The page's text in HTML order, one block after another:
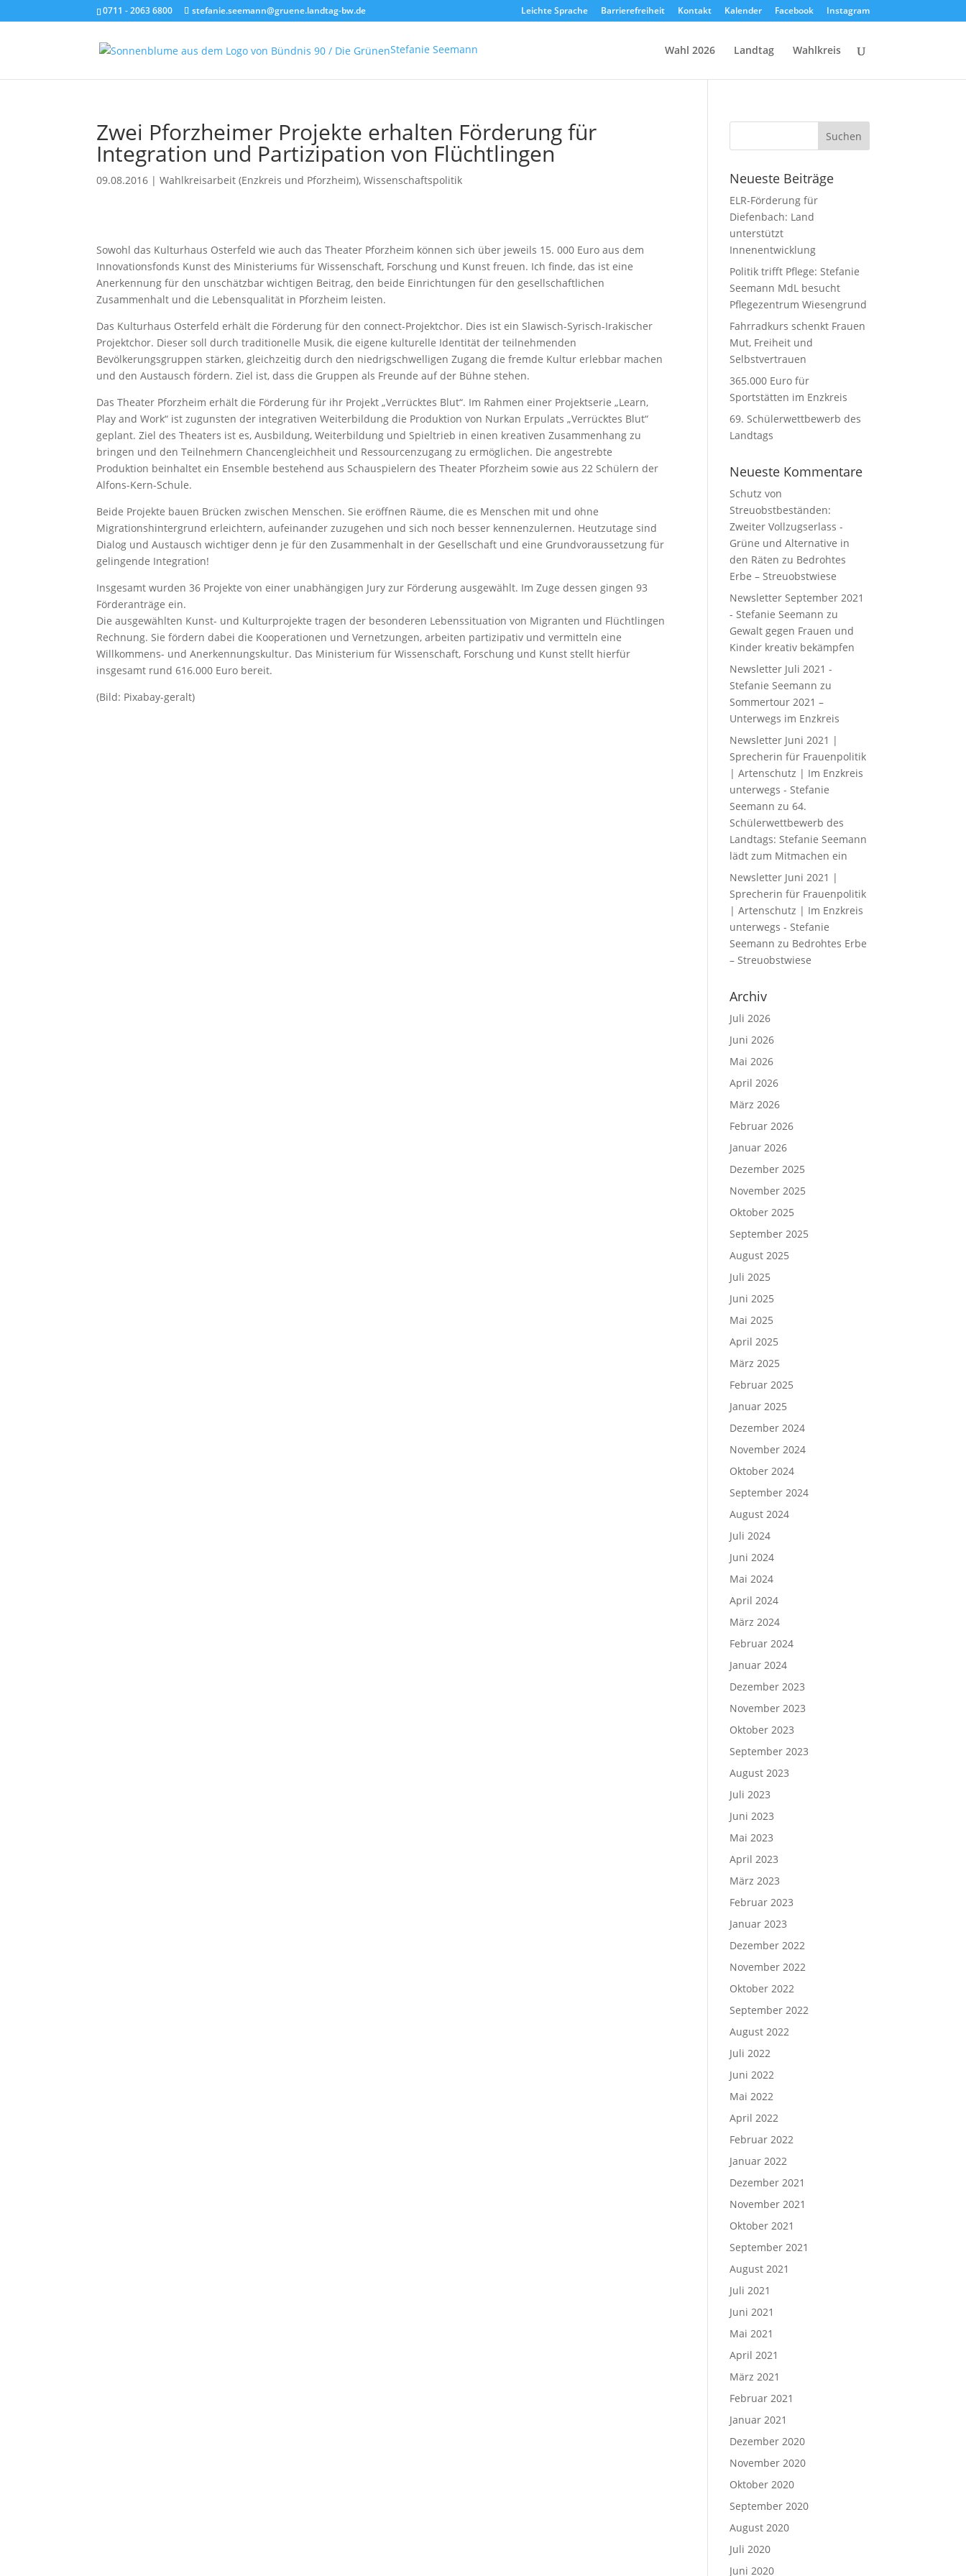
0711 - 2063 6800 stefanie.seemann@gruene.landtag-bw.de Leichte Sprache Barrierefreiheit Kontakt Kalender Facebook Instagram
Stefanie Seemann Wahl 2026 Landtag Wahlkreis
Zwei Pforzheimer Projekte erhalten Förderung für
Integration und Partizipation von Flüchtlingen
09.08.2016 |Wahlkreisarbeit (Enzkreis und Pforzheim),Wissenschaftspolitik
Sowohl das Kulturhaus Osterfeld wie auch das Theater Pforzheim können sich über jeweils 15. 000 Euro aus dem
Innovationsfonds Kunst des Ministeriums für Wissenschaft, Forschung und Kunst freuen. Ich finde, das ist eine
Anerkennung für den unschätzbar wichtigen Beitrag, den beide Einrichtungen für den gesellschaftlichen
Zusammenhalt und die Lebensqualität in Pforzheim leisten.
Das Kulturhaus Osterfeld erhält die Förderung für den connect-Projektchor. Dies ist ein Slawisch-Syrisch-Irakischer
Projektchor. Dieser soll durch traditionelle Musik, die eigene kulturelle Identität der teilnehmenden
Bevölkerungsgruppen stärken, gleichzeitig durch den niedrigschwelligen Zugang die fremde Kultur erlebbar machen
und den Austausch fördern. Ziel ist, dass die Gruppen als Freunde auf der Bühne stehen.
Das Theater Pforzheim erhält die Förderung für ihr Projekt „Verrücktes Blut“. Im Rahmen einer Projektserie „Learn,
Play and Work“ ist zugunsten der integrativen Weiterbildung die Produktion von Nurkan Erpulats „Verrücktes Blut“
geplant. Ziel des Theaters ist es, Ausbildung, Weiterbildung und Spieltrieb in einen kreativen Zusammenhang zu
bringen und den Teilnehmern Chancengleichheit und Ressourcenzugang zu ermöglichen. Die angestrebte
Produktion beinhaltet ein Ensemble bestehend aus Schauspielern des Theater Pforzheim sowie aus 22 Schülern der
Alfons-Kern-Schule.
Beide Projekte bauen Brücken zwischen Menschen. Sie eröffnen Räume, die es Menschen mit und ohne
Migrationshintergrund erleichtern, aufeinander zuzugehen und sich noch besser kennenzulernen. Heutzutage sind
Dialog und Austausch wichtiger denn je für den Zusammenhalt in der Gesellschaft und eine Grundvoraussetzung für
gelingende Integration!
Insgesamt wurden 36 Projekte von einer unabhängigen Jury zur Förderung ausgewählt. Im Zuge dessen gingen 93
Förderanträge ein.
Die ausgewählten Kunst- und Kulturprojekte tragen der besonderen Lebenssituation von Migranten und Flüchtlingen
Rechnung. Sie fördern dabei die Kooperationen und Vernetzungen, arbeiten partizipativ und vermitteln eine
Willkommens- und Anerkennungskultur. Das Ministerium für Wissenschaft, Forschung und Kunst stellt hierfür
insgesamt rund 616.000 Euro bereit.
(Bild: Pixabay-geralt)
Neueste Beiträge
ELR-Förderung für
Diefenbach: Land
unterstützt
Innenentwicklung
Politik trifft Pflege: Stefanie
Seemann MdL besucht
Pflegezentrum Wiesengrund
Fahrradkurs schenkt Frauen
Mut, Freiheit und
Selbstvertrauen
365.000 Euro für
Sportstätten im Enzkreis
69. Schülerwettbewerb des
Landtags
Neueste Kommentare
Schutz von
Streuobstbeständen:
Zweiter Vollzugserlass -
Grüne und Alternative in
den Räten zu Bedrohtes
Erbe – Streuobstwiese
Newsletter September 2021
- Stefanie Seemann zu
Gewalt gegen Frauen und
Kinder kreativ bekämpfen
Newsletter Juli 2021 -
Stefanie Seemann zu
Sommertour 2021 –
Unterwegs im Enzkreis
Newsletter Juni 2021 |
Sprecherin für Frauenpolitik
| Artenschutz | Im Enzkreis
unterwegs - Stefanie
Seemann zu64.
Schülerwettbewerb des
Landtags: Stefanie Seemann
lädt zum Mitmachen ein
Newsletter Juni 2021 |
Sprecherin für Frauenpolitik
| Artenschutz | Im Enzkreis
unterwegs - Stefanie
Seemann zu Bedrohtes Erbe
– Streuobstwiese
Archiv
Juli 2026
Juni 2026
Mai 2026
April 2026
März 2026
Februar 2026
Januar 2026
Dezember 2025
November 2025
Oktober 2025
September 2025
August 2025
Juli 2025
Juni 2025
Mai 2025
April 2025
März 2025
Februar 2025
Januar 2025
Dezember 2024
November 2024
Oktober 2024
September 2024
August 2024
Juli 2024
Juni 2024
Mai 2024
April 2024
März 2024
Februar 2024
Januar 2024
Dezember 2023
November 2023
Oktober 2023
September 2023
August 2023
Juli 2023
Juni 2023
Mai 2023
April 2023
März 2023
Februar 2023
Januar 2023
Dezember 2022
November 2022
Oktober 2022
September 2022
August 2022
Juli 2022
Juni 2022
Mai 2022
April 2022
Februar 2022
Januar 2022
Dezember 2021
November 2021
Oktober 2021
September 2021
August 2021
Juli 2021
Juni 2021
Mai 2021
April 2021
März 2021
Februar 2021
Januar 2021
Dezember 2020
November 2020
Oktober 2020
September 2020
August 2020
Juli 2020
Juni 2020